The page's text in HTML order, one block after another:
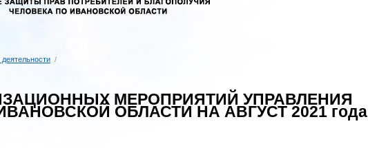
/
МЕРОПРИЯТИЙ УПРАВЛЕНИЯ
ОБЛАСТИ НА АВГУСТ 2021 года